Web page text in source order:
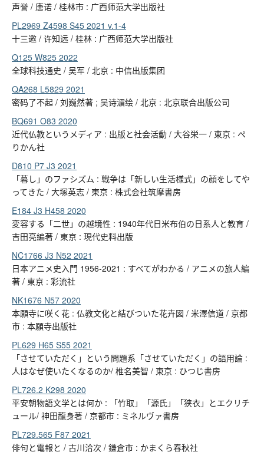
声誉 / 唐诺 / 桂林市 : 广西师范大学出版社
PL2969 Z4598 S45 2021 v.1-4
十三邀 / 许知远 / 桂林 : 广西师范大学出版社
Q125 W825 2022
全球科技通史 / 吴军 / 北京 : 中信出版集团
QA268 L5829 2021
密码了不起 / 刘巍然著 ; 吴诗湄绘 / 北京 : 北京联合出版公司
BQ691 O83 2020
近代仏教というメディア : 出版と社会活動 / 大谷栄一 / 東京 : ぺ
りかん社
D810 P7 J3 2021
「暮し」のファシズム : 戦争は「新しい生活様式」の顔をしてや
ってきた / 大塚英志 / 東京 : 株式会社筑摩書房
E184 J3 H458 2020
変容する「二世」の越境性 : 1940年代日米布伯の日系人と教育 /
吉田亮編著 / 東京 : 現代史料出版
NC1766 J3 N52 2021
日本アニメ史入門 1956-2021 : すべてがわかる / アニメの旅人編
著 / 東京 : 彩流社
NK1676 N57 2020
本願寺に咲く花 : 仏教文化と結びついた花卉図 / 米澤信道 / 京都
市 : 本願寺出版社
PL629 H65 S55 2021
「させていただく」という問題系「させていただく」の語用論 :
人はなぜ使いたくなるのか/ 椎名美智 / 東京 : ひつじ書房
PL726.2 K298 2020
平安朝物語文学とは何か : 「竹取」「源氏」「狭衣」とエクリチ
ュール/ 神田龍身著 / 京都市 : ミネルヴァ書房
PL729.565 F87 2021
俳句と電報と / 古川洽次 / 鎌倉市 : かまくら春秋社